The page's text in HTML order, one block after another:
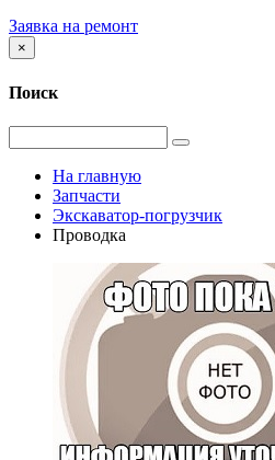
Заявка на ремонт
×
Поиск
На главную
Запчасти
Экскаватор-погрузчик
Проводка